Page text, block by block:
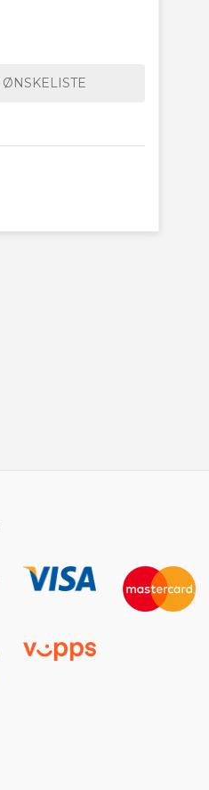
ØNSKELISTE